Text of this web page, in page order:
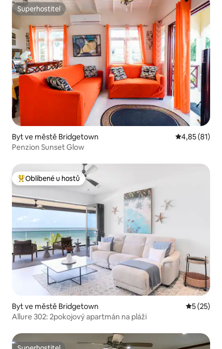
Superhostitel
Superhostitel
Byt ve městě Bridgetown Průměrné
4,85 (81)
Penzion Sunset Glow
Nejlepší v kategorii Oblíbené u hostů
Oblíbené u hostů
Byt ve městě Bridgetown Průměrné
5 (25)
Allure 302: 2pokojový apartmán na pláži